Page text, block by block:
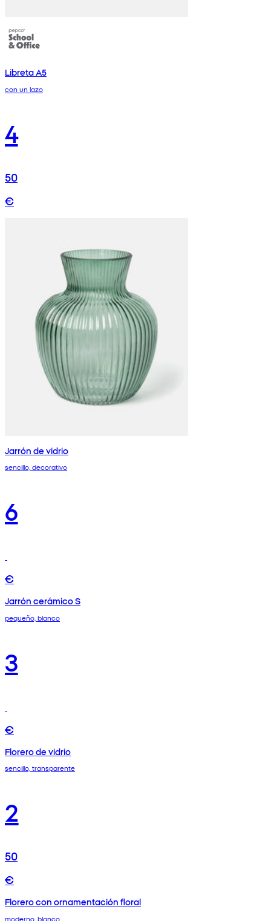
Libreta A5
con un lazo
4
50
€
Jarrón de vidrio
sencillo, decorativo
6
€
Jarrón cerámico S
pequeño, blanco
3
€
Florero de vidrio
sencillo, transparente
2
50
€
Florero con ornamentación floral
moderno, blanco